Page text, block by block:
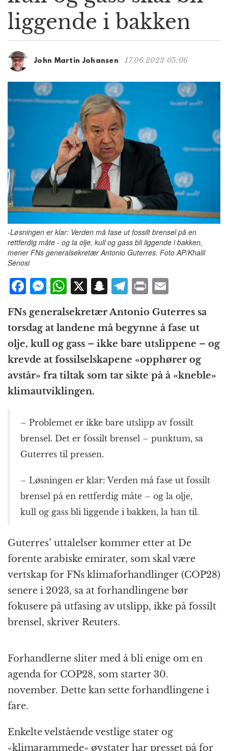
a
t
i
n
liggende i bakken
John Martin Johansen 17.06.2023 05:06
-Løsningen er klar: Verden må fase ut fossilt brensel på en
rettferdig måte - og la olje, kull og gass bli liggende i bakken,
mener FNs generalsekretær Antonio Guterres. Foto AP/Khalil
Senosi
F
c
e
b
o
o
k
M
ss
e
n
g
e
r
W
h
at
s
A
p
p
X S
n
a
p
c
h
at
T
el
e
g
r
a
m
P
ri
n
t
ai
l
FNs generalsekretær Antonio Guterres sa
torsdag at landene må begynne å fase ut
olje, kull og gass – ikke bare utslippene – og
krevde at fossilselskapene «opphører og
avstår» fra tiltak som tar sikte på å «kneble»
klimautviklingen.
– Problemet er ikke bare utslipp av fossilt
brensel. Det er fossilt brensel – punktum, sa
Guterres til pressen.
– Løsningen er klar: Verden må fase ut fossilt
brensel på en rettferdig måte – og la olje,
kull og gass bli liggende i bakken, la han til.
Guterres’ uttalelser kommer etter at De
forente arabiske emirater, som skal være
vertskap for FNs klimaforhandlinger (COP28)
senere i 2023, sa at forhandlingene bør
fokusere på utfasing av utslipp, ikke på fossilt
brensel, skriver Reuters.
Forhandlerne sliter med å bli enige om en
agenda for COP28, som starter 30.
november. Dette kan sette forhandlingene i
fare.
Enkelte velstående vestlige stater og
«klimarammede» øystater har presset på for